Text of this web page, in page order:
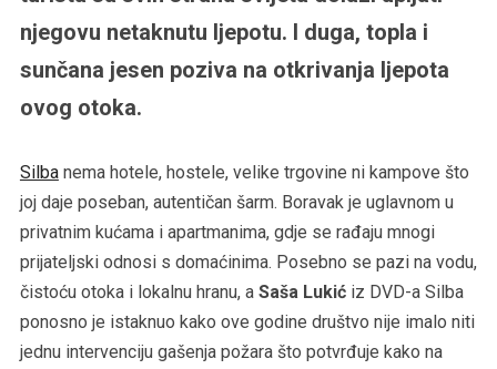
njegovu netaknutu ljepotu. I duga, topla i
sunčana jesen poziva na otkrivanja ljepota
ovog otoka.
Silbanema hotele, hostele, velike trgovine ni kampove što
joj daje poseban, autentičan šarm. Boravak je uglavnom u
privatnim kućama i apartmanima, gdje se rađaju mnogi
prijateljski odnosi s domaćinima. Posebno se pazi na vodu,
čistoću otoka i lokalnu hranu, a Saša Lukićiz DVD-a Silba
ponosno je istaknuo kako ove godine društvo nije imalo niti
jednu intervenciju gašenja požara što potvrđuje kako na